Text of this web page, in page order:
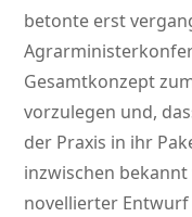
betonte erst
Gesamtkonzept
vorzulegen und,
der Praxis in ihr
inzwischen
novellierter Entwurf